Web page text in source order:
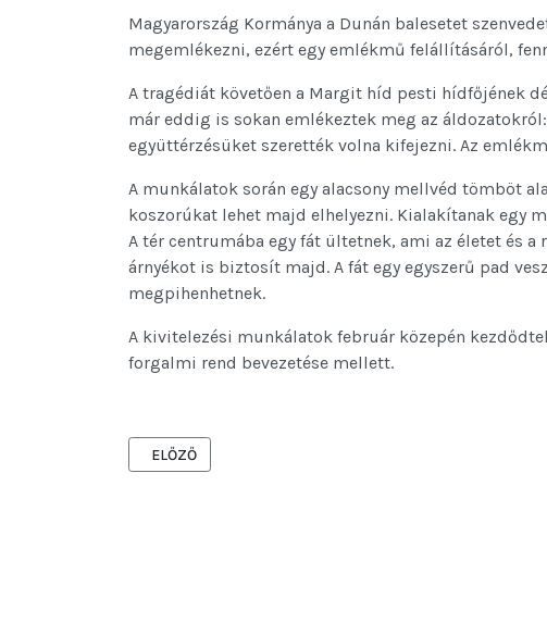
Magyarország Kormánya a Dunán balesetet
megemlékezni, ezért egy emlékmű felállításáról,
A tragédiát követően a Margit híd pesti hídfőjének
már eddig is sokan emlékeztek meg az
együttérzésüket szerették volna kifejezni. Az
A munkálatok során egy alacsony mellvéd tömböt
koszorúkat lehet majd elhelyezni. Kialakítanak egy
A tér centrumába egy fát ültetnek, ami az életet és
árnyékot is biztosít majd. A fát egy egyszerű pad
megpihenhetnek.
A kivitelezési munkálatok február közepén
forgalmi rend bevezetése mellett.
ELŐZŐ CIKK: TÁJÉKOZTATÓ A VÁCI UTCA ÉS A SÓ UTCA
ELŐZŐ